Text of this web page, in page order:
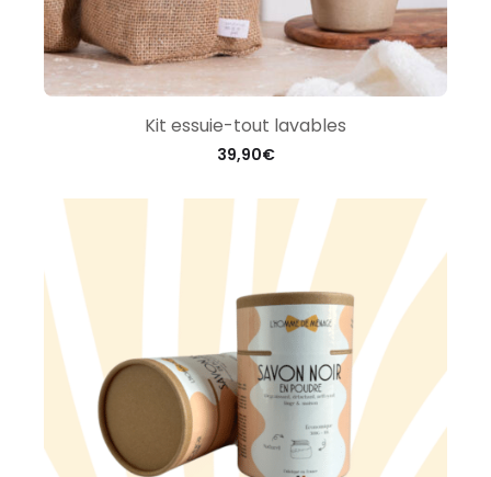
Kit essuie-tout lavables
39,90€